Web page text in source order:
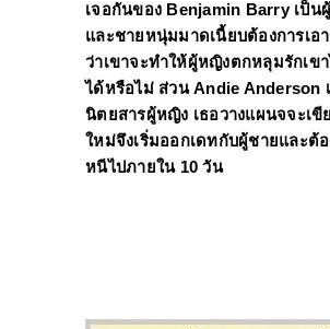
เจอกันของ Benjamin Barry เป็
และชายหนุ่มมาดเนี้ยบต้องการเอ
ว่าเขาจะทำให้ผู้หญิงตกหลุมรักเข
ได้หรือไม่ ส่วน Andie Anderson
นิตยสารผู้หญิง เธอวางแผนจจะเขี
ใหม่จึงเริ่มออกเดทกับผู้ชายและต้
หนีไปภายใน 10 วัน